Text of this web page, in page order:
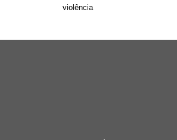
violência